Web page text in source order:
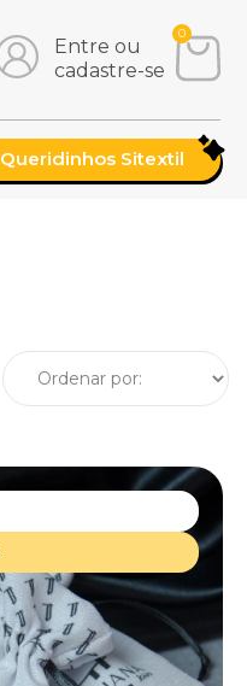
Entre ou
cadastre-se
0
Queridinhos Sitextil